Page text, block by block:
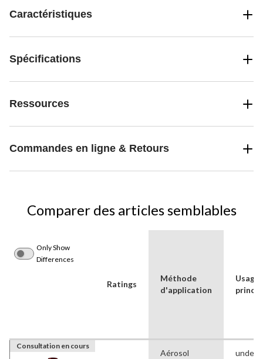
Caractéristiques
Spécifications
Ressources
Commandes en ligne & Retours
Comparer des articles semblables
Only Show
Differences
Ratings
Méthode
d'application
Usage
Consultation en cours
Aérosol